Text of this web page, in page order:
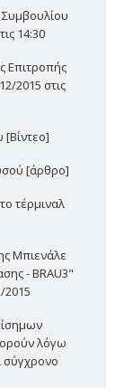
Συμβουλίου
14:30
Επιτροπής
2015 στις
[άρθρο]
τέρμιναλ
Μπιενάλε
- BRAU3"
2015
λόγω
σύγχρονο